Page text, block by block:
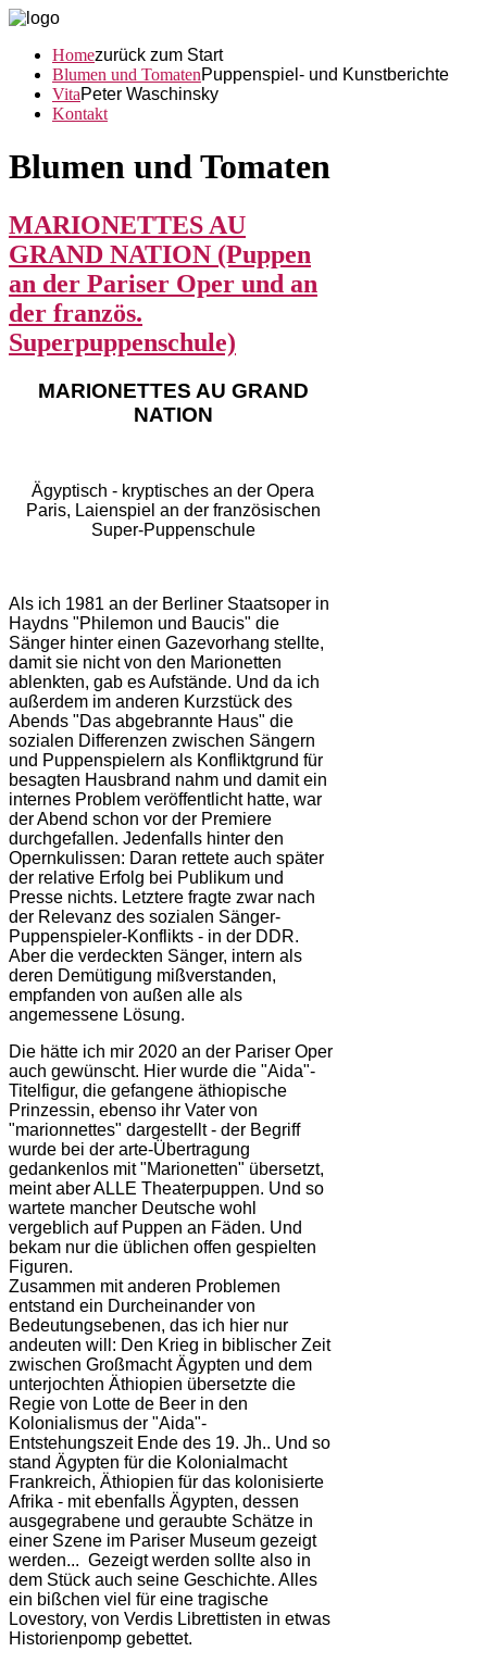
Homezurück zum Start
Blumen und TomatenPuppenspiel- und Kunstberichte
VitaPeter Waschinsky
Kontakt
Blumen und Tomaten
MARIONETTES AU
GRAND NATION (Puppen
an der Pariser Oper und an
der französ.
Superpuppenschule)
MARIONETTES AU GRAND
NATION
Ägyptisch - kryptisches an der Opera
Paris, Laienspiel an der französischen
Super-Puppenschule
Als ich 1981 an der Berliner Staatsoper in
Haydns "Philemon und Baucis" die
Sänger hinter einen Gazevorhang stellte,
damit sie nicht von den Marionetten
ablenkten, gab es Aufstände. Und da ich
außerdem im anderen Kurzstück des
Abends "Das abgebrannte Haus" die
sozialen Differenzen zwischen Sängern
und Puppenspielern als Konfliktgrund für
besagten Hausbrand nahm und damit ein
internes Problem veröffentlicht hatte, war
der Abend schon vor der Premiere
durchgefallen. Jedenfalls hinter den
Opernkulissen: Daran rettete auch später
der relative Erfolg bei Publikum und
Presse nichts. Letztere fragte zwar nach
der Relevanz des sozialen Sänger-
Puppenspieler-Konflikts - in der DDR.
Aber die verdeckten Sänger, intern als
deren Demütigung mißverstanden,
empfanden von außen alle als
angemessene Lösung.
Die hätte ich mir 2020 an der Pariser Oper
auch gewünscht. Hier wurde die "Aida"-
Titelfigur, die gefangene äthiopische
Prinzessin, ebenso ihr Vater von
"marionnettes" dargestellt - der Begriff
wurde bei der arte-Übertragung
gedankenlos mit "Marionetten" übersetzt,
meint aber ALLE Theaterpuppen. Und so
wartete mancher Deutsche wohl
vergeblich auf Puppen an Fäden. Und
bekam nur die üblichen offen gespielten
Figuren.
Zusammen mit anderen Problemen
entstand ein Durcheinander von
Bedeutungsebenen, das ich hier nur
andeuten will: Den Krieg in biblischer Zeit
zwischen Großmacht Ägypten und dem
unterjochten Äthiopien übersetzte die
Regie von Lotte de Beer in den
Kolonialismus der "Aida"-
Entstehungszeit Ende des 19. Jh.. Und so
stand Ägypten für die Kolonialmacht
Frankreich, Äthiopien für das kolonisierte
Afrika - mit ebenfalls Ägypten, dessen
ausgegrabene und geraubte Schätze in
einer Szene im Pariser Museum gezeigt
werden... Gezeigt werden sollte also in
dem Stück auch seine Geschichte. Alles
ein bißchen viel für eine tragische
Lovestory, von Verdis Librettisten in etwas
Historienpomp gebettet.